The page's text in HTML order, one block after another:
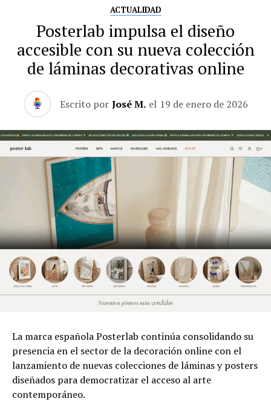
ACTUALIDAD
Posterlab impulsa el diseño
accesible con su nueva colección
de láminas decorativas online
Escrito por José M. el 19 de enero de 2026
La marca española Posterlab continúa consolidando su
presencia en el sector de la decoración online con el
lanzamiento de nuevas colecciones de láminas y posters
diseñados para democratizar el acceso al arte
contemporáneo.